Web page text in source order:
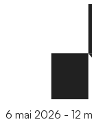
6 mai 2026 - 12